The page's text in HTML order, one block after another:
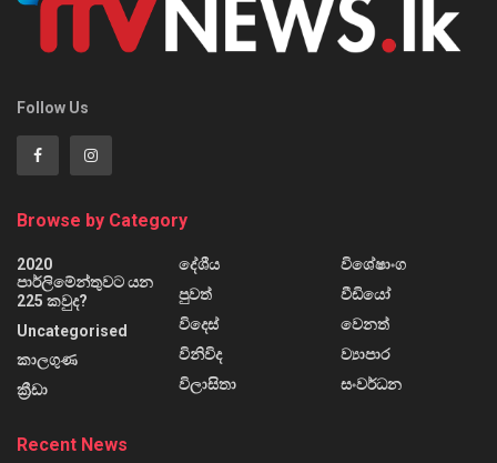
Follow Us
Browse by Category
2020
පාර්ලිමේන්තුවට යන
225 කවුද?
Uncategorised
කාලගුණ
ක්‍රීඩා
දේශීය
පුවත්
විදෙස්
විනිවිද
විලාසිතා
විශේෂාංග
වීඩියෝ
වෙනත්
ව්‍යාපාර
සංවර්ධන
Recent News